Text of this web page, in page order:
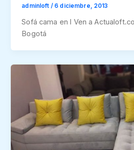
adminloft / 6 diciembre, 2013
Sofá cama en l Ven a
Bogotá